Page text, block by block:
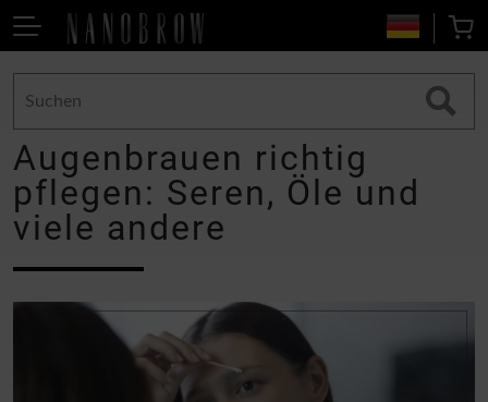
Augenbrauen richtig
pflegen: Seren, Öle und
viele andere